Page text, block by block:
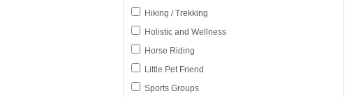
Hiking / Trekking
Holistic and Wellness
Horse Riding
Little Pet Friend
Sports Groups